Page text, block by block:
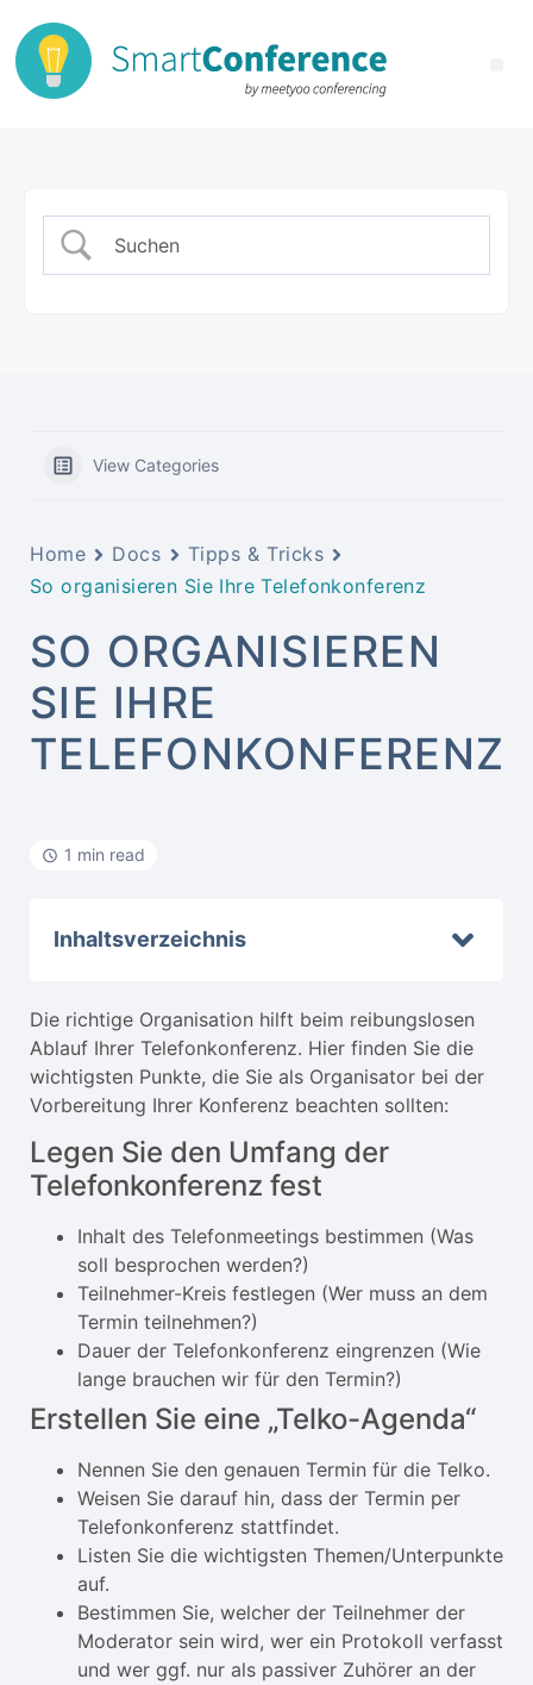
View Categories
Home Docs
Tipps & Tricks
So organisieren Sie Ihre Telefonkonferenz
SO ORGANISIEREN
SIE IHRE
TELEFONKONFERENZ
1 min read
Inhaltsverzeichnis
Die richtige Organisation hilft beim reibungslosen
Ablauf Ihrer Telefonkonferenz. Hier finden Sie die
wichtigsten Punkte, die Sie als Organisator bei der
Vorbereitung Ihrer Konferenz beachten sollten:
Legen Sie den Umfang der
Telefonkonferenz fest
Inhalt des Telefonmeetings bestimmen (Was
soll besprochen werden?)
Teilnehmer-Kreis festlegen (Wer muss an dem
Termin teilnehmen?)
Dauer der Telefonkonferenz eingrenzen (Wie
lange brauchen wir für den Termin?)
Erstellen Sie eine „Telko-Agenda“
Nennen Sie den genauen Termin für die Telko.
Weisen Sie darauf hin, dass der Termin per
Telefonkonferenz stattfindet.
Listen Sie die wichtigsten Themen/Unterpunkte
auf.
Bestimmen Sie, welcher der Teilnehmer der
Moderator sein wird, wer ein Protokoll verfasst
und wer ggf. nur als passiver Zuhörer an der